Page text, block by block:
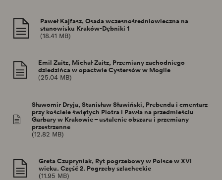
Paweł Kajfasz, Osada wczesnośredniowieczna na
stanowisku Kraków-Dębniki 1
(18.41 MB)
Emil Zaitz, Michał Zaitz, Przemiany zachodniego
dziedzińca w opactwie Cystersów w Mogile
(25.04 MB)
Sławomir Dryja, Stanisław Sławiński, Prebenda i cmentarz
przy kościele świętych Piotra i Pawła na przedmieściu
Garbary w Krakowie – ustalenie obszaru i przemiany
przestrzenne
(12.82 MB)
Greta Czupryniak, Ryt pogrzebowy w Polsce w XVI
wieku. Część 2. Pogrzeby szlacheckie
(11.95 MB)